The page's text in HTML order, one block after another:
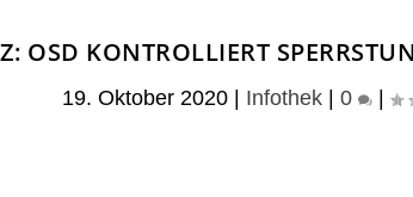
OSD KONTROLLIERT
19. Oktober 2020 Infothek |0 |